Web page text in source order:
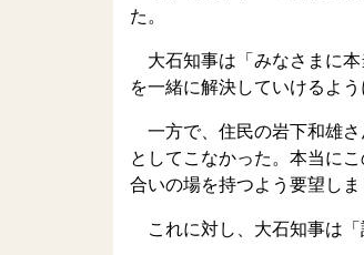
た。
大石知事は「みなさまに本
を一緒に解決していけるよ
一方で、住民の岩下和雄さ
としてこなかった。本当に
合いの場を持つよう要望しま
これに対し、大石知事は「